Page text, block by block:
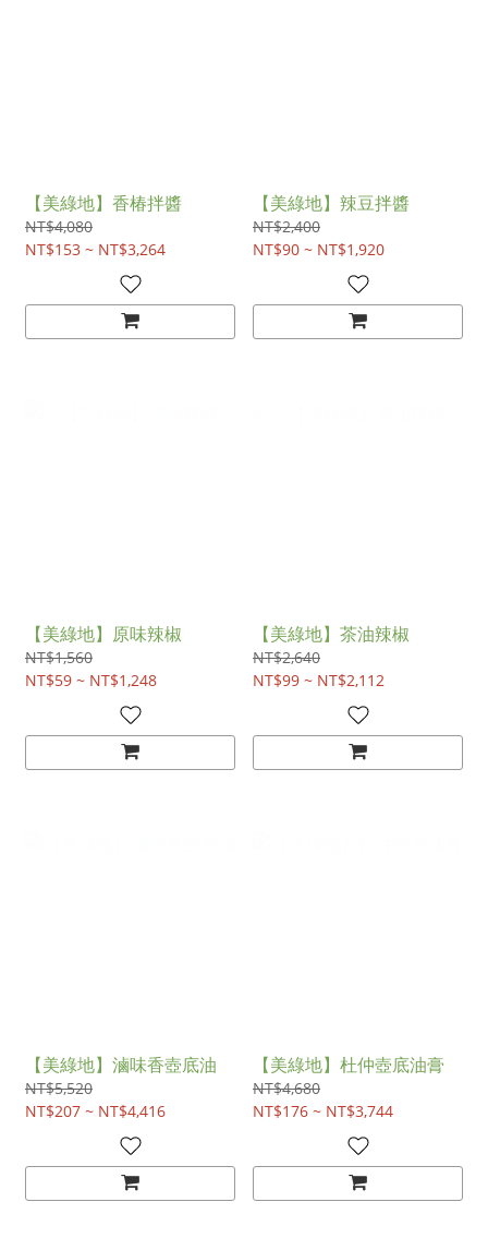
【美綠地】香椿拌醬
NT$4,080
NT$153 ~ NT$3,264
【美綠地】辣豆拌醬
NT$2,400
NT$90 ~ NT$1,920
【美綠地】原味辣椒
NT$1,560
NT$59 ~ NT$1,248
【美綠地】茶油辣椒
NT$2,640
NT$99 ~ NT$2,112
【美綠地】滷味香壺底油
NT$5,520
NT$207 ~ NT$4,416
【美綠地】杜仲壺底油膏
NT$4,680
NT$176 ~ NT$3,744